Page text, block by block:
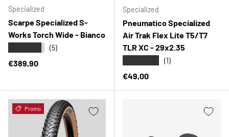
Specialized
Scarpe Specialized S-
Works Torch Wide - Bianco
(5)
Prezzo normale
€389,90
Specialized
Pneumatico Specialized
Air Trak Flex Lite T5/T7
TLR XC - 29x2.35
(1)
Prezzo normale
€49,00
Promo